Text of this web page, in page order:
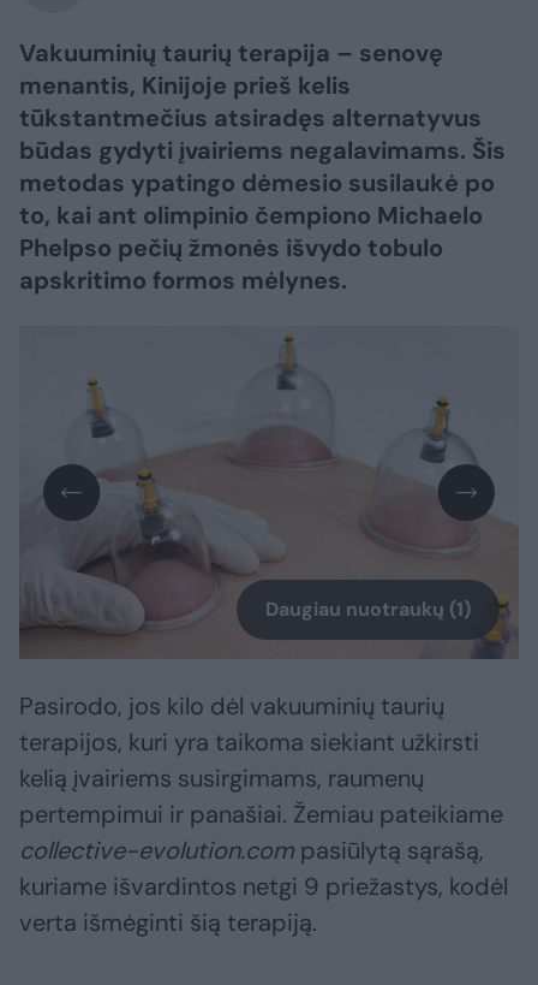
Vakuuminių taurių terapija – senovę
menantis, Kinijoje prieš kelis
tūkstantmečius atsiradęs alternatyvus
būdas gydyti įvairiems negalavimams. Šis
metodas ypatingo dėmesio susilaukė po
to, kai ant olimpinio čempiono Michaelo
Phelpso pečių žmonės išvydo tobulo
apskritimo formos mėlynes.
Daugiau nuotraukų (1)
Pasirodo, jos kilo dėl vakuuminių taurių
terapijos, kuri yra taikoma siekiant užkirsti
kelią įvairiems susirgimams, raumenų
pertempimui ir panašiai. Žemiau pateikiame
collective-evolution.com pasiūlytą sąrašą,
kuriame išvardintos netgi 9 priežastys, kodėl
verta išmėginti šią terapiją.